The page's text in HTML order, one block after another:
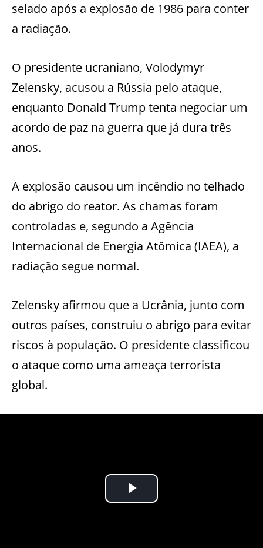
selado após a explosão de 1986 para conter
a radiação.
O presidente ucraniano, Volodymyr
Zelensky, acusou a Rússia pelo ataque,
enquanto Donald Trump tenta negociar um
acordo de paz na guerra que já dura três
anos.
A explosão causou um incêndio no telhado
do abrigo do reator. As chamas foram
controladas e, segundo a Agência
Internacional de Energia Atômica (IAEA), a
radiação segue normal.
Zelensky afirmou que a Ucrânia, junto com
outros países, construiu o abrigo para evitar
riscos à população. O presidente classificou
o ataque como uma ameaça terrorista
global.